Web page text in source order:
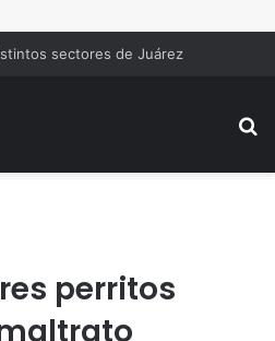
sectores de Juárez
perritos